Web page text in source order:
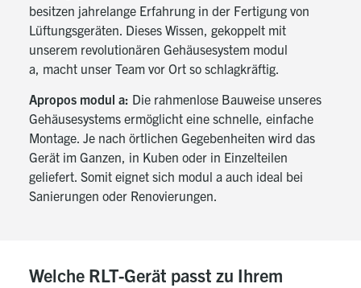
besitzen jahrelange Erfahrung in der Fertigung von
Lüftungsgeräten. Dieses Wissen, gekoppelt mit
unserem revolutionären Gehäusesystem modul
a, macht unser Team vor Ort so schlagkräftig.
Apropos modul a: Die rahmenlose Bauweise unseres
Gehäusesystems ermöglicht eine schnelle, einfache
Montage. Je nach örtlichen Gegebenheiten wird das
Gerät im Ganzen, in Kuben oder in Einzelteilen
geliefert. Somit eignet sich modul a auch ideal bei
Sanierungen oder Renovierungen.
Welche RLT-Gerät passt zu Ihrem